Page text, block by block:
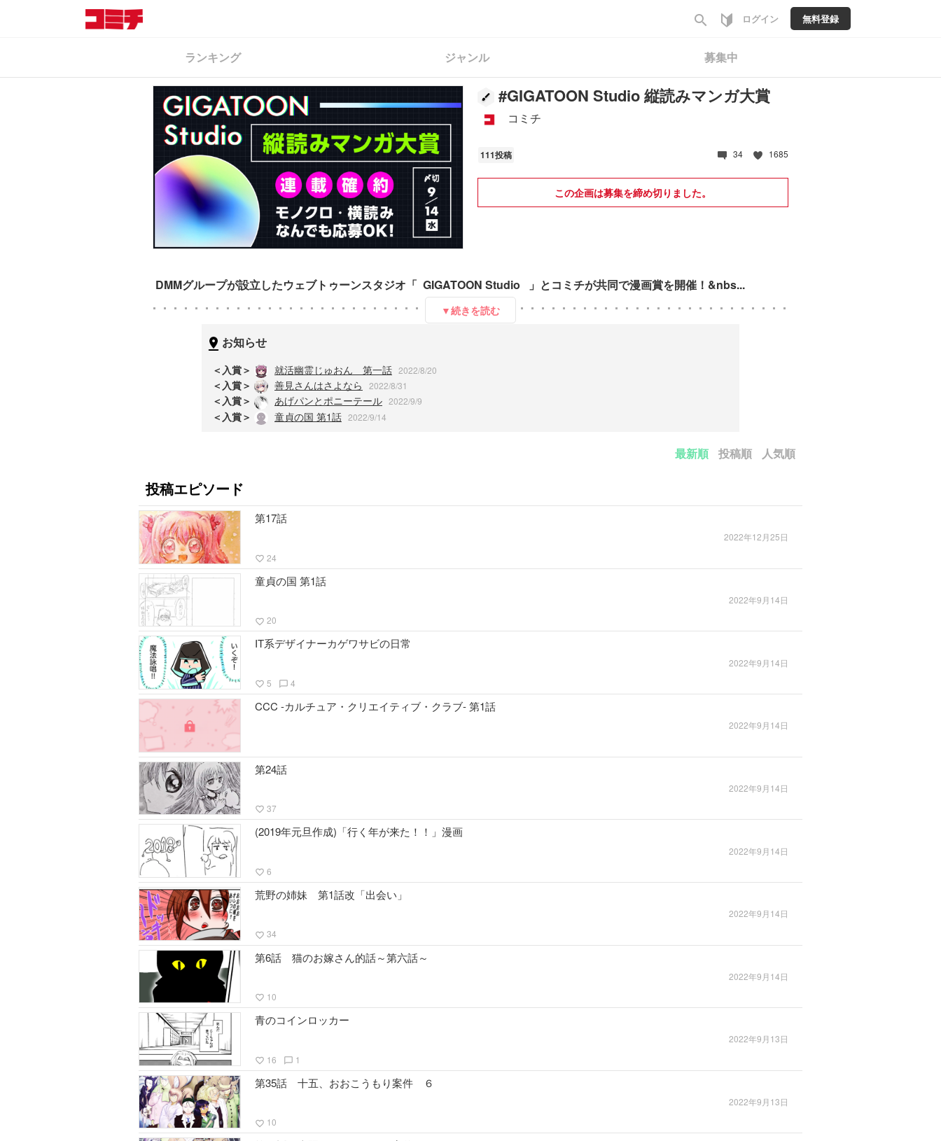
search ログイン 無料登録
ランキング ジャンル 募集中
#GIGATOON Studio 縦読みマンガ大賞
コミチ
111投稿 34 1685
この企画は募集を締め切りました。
DMMグループが設立したウェブトゥーンスタジオ「 GIGATOON Studio 」とコミチが共同で漫画賞を開催！&nbs...
▼続きを読む
お知らせ
＜入賞＞ 就活幽霊じゅおん 第一話 2022/8/20
＜入賞＞ 善見さんはさよなら 2022/8/31
＜入賞＞ あげパンとポニーテール 2022/9/9
＜入賞＞ 童貞の国 第1話 2022/9/14
最新順 投稿順 人気順
投稿エピソード
第17話
2022年12月25日
favorite_border 24
童貞の国 第1話
2022年9月14日
favorite_border 20
IT系デザイナーカゲワサビの日常
2022年9月14日
favorite_border 5 chat_bubble_outline 4
CCC -カルチュア・クリエイティブ・クラブ- 第1話
2022年9月14日
第24話
2022年9月14日
favorite_border 37
(2019年元旦作成)「行く年が来た！！」漫画
2022年9月14日
favorite_border 6
荒野の姉妹 第1話改「出会い」
2022年9月14日
favorite_border 34
第6話 猫のお嫁さん的話～第六話～
2022年9月14日
favorite_border 10
青のコインロッカー
2022年9月13日
favorite_border 16 chat_bubble_outline 1
第35話 十五、おおこうもり案件 ６
2022年9月13日
favorite_border 10